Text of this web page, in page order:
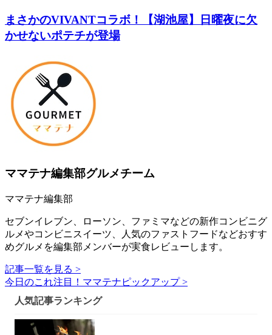
まさかのVIVANTコラボ！【湖池屋】日曜夜に欠
かせないポテチが登場
ママテナ編集部グルメチーム
ママテナ編集部
セブンイレブン、ローソン、ファミマなどの新作コンビニグ
ルメやコンビニスイーツ、人気のファストフードなどおすす
めグルメを編集部メンバーが実食レビューします。
記事一覧を見る >
今日のこれ注目！ママテナピックアップ >
人気記事ランキング